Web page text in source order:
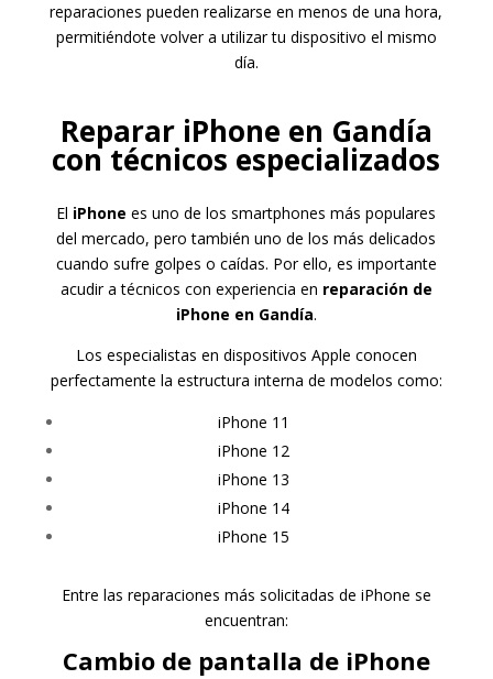
reparaciones pueden realizarse en menos de una hora,
permitiéndote volver a utilizar tu dispositivo el mismo
día.
Reparar iPhone en Gandía
con técnicos especializados
El iPhone es uno de los smartphones más populares
del mercado, pero también uno de los más delicados
cuando sufre golpes o caídas. Por ello, es importante
acudir a técnicos con experiencia en reparación de
iPhone en Gandía.
Los especialistas en dispositivos Apple conocen
perfectamente la estructura interna de modelos como:
iPhone 11
iPhone 12
iPhone 13
iPhone 14
iPhone 15
Entre las reparaciones más solicitadas de iPhone se
encuentran:
Cambio de pantalla de iPhone